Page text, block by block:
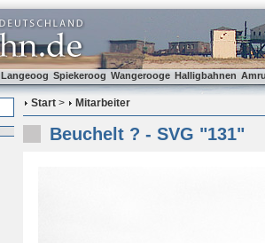
Langeoog Spiekeroog Wangerooge Halligbahnen
Start > Mitarbeiter
Beuchelt ? - SVG "131"